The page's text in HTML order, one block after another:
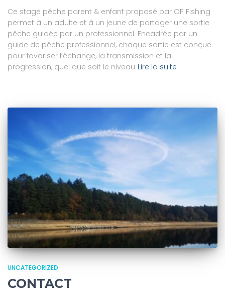
Ce stage pêche parent & enfant proposé par OP Fishing
permet à un adulte et à un jeune de partager une sortie
pêche guidée par un professionnel. Encadrée par un
guide de pêche professionnel, chaque sortie est conçue
pour favoriser l’échange, la transmission et la
progression, quel que soit le niveau Lire la suite
UNCATEGORIZED
CONTACT